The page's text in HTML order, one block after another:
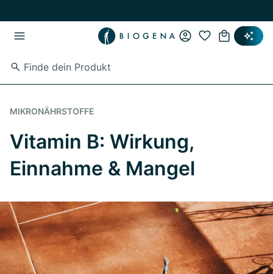
MIKRONÄHRSTOFFE
Vitamin B: Wirkung,
Einnahme & Mangel